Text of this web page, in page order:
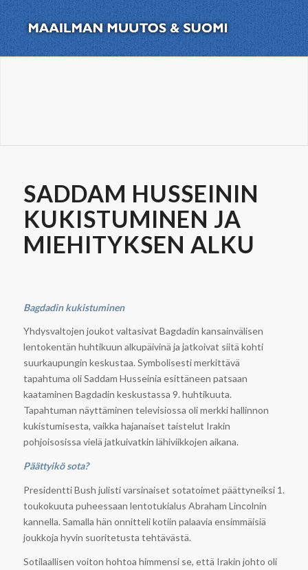
SADDAM HUSSEININ
KUKISTUMINEN JA
MIEHITYKSEN ALKU
Bagdadin kukistuminen
Yhdysvaltojen joukot valtasivat Bagdadin kansainvälisen
lentokentän huhtikuun alkupäivinä ja jatkoivat siitä kohti
suurkaupungin keskustaa. Symbolisesti merkittävä
tapahtuma oli Saddam Husseinia esittäneen patsaan
kaataminen Bagdadin keskustassa 9. huhtikuuta.
Tapahtuman näyttäminen televisiossa oli merkki hallinnon
kukistumisesta, vaikka hajanaiset taistelut Irakin
pohjoisosissa vielä jatkuivatkin lähiviikkojen aikana.
Päättyikö sota?
Presidentti Bush julisti varsinaiset sotatoimet päättyneiksi 1.
toukokuuta puheessaan lentotukialus Abraham Lincolnin
kannella. Samalla hän onnitteli kotiin palaavia ensimmäisiä
joukkoja hyvin suoritetusta tehtävästä.
Sotilaallisen voiton hohtoa himmensi se, että Irakin johto oli